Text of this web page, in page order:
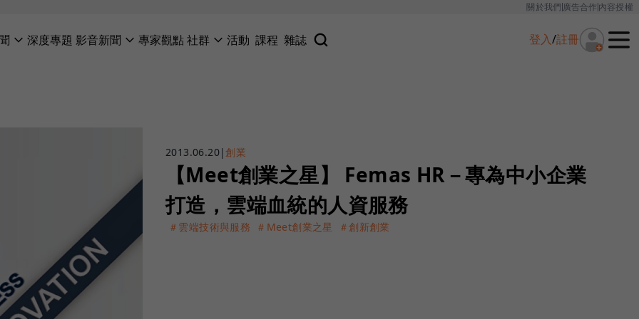
關於我們廣告合作內容授權
深度專題 影音新聞 專家觀點社群 活動 課程 雜誌 登入/註冊
2013.06.20|創業
【Meet創業之星】 Femas HR－專為中小企業
打造，雲端血統的人資服務
＃雲端技術與服務 ＃Meet創業之星 ＃創新創業